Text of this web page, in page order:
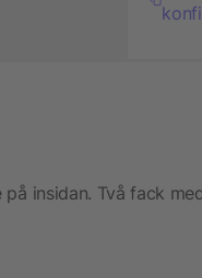
insidan. Två fack